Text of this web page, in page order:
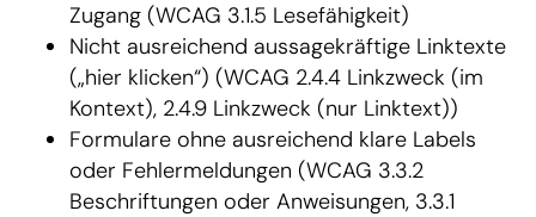
Zugang (WCAG 3.1.5 Lesefähigkeit)
Nicht ausreichend aussagekräftige Linktexte
(„hier klicken“) (WCAG 2.4.4 Linkzweck (im
Kontext), 2.4.9 Linkzweck (nur Linktext))
Formulare ohne ausreichend klare Labels
oder Fehlermeldungen (WCAG 3.3.2
Beschriftungen oder Anweisungen, 3.3.1